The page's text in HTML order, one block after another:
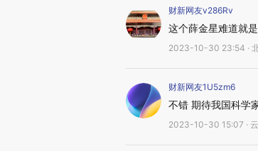
财新网友v286Rv
这个薛金星难道就
2023-10-30 23:54 ·
财新网友1U5zm6
不错 期待我国科学
2023-10-30 15:07 ·